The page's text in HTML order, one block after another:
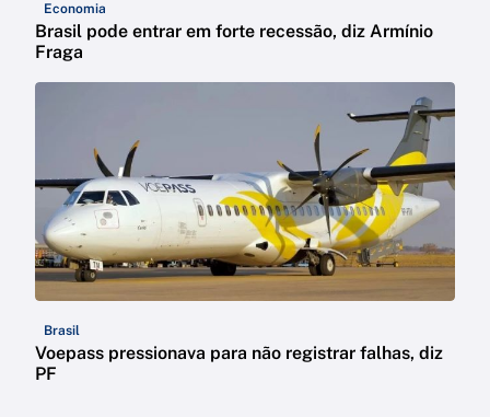
Economia
Brasil pode entrar em forte recessão, diz Armínio
Fraga
Brasil
Voepass pressionava para não registrar falhas, diz
PF